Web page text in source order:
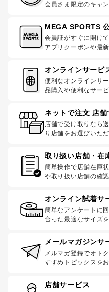
会員さま限定のキャ
MEGA SPORTS
会員証がすぐに開けて
アプリクーポンや最
オンラインサービ
便利なオンラインサ
品購入や便利なサー
ネットで注文 店舗
店舗で受け取りなら
り店舗をお選びいただ
取り扱い店舗・在
簡単操作で店舗在庫
や取り扱い店舗の確
オンライン試着サ
簡単なアンケートに
合った最適なサイズ
メールマガジンサ
メルマガ登録でオト
すすめトピックスを
店舗サービス